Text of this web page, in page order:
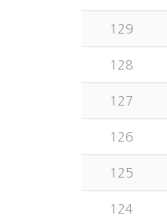
129
128
127
126
125
124